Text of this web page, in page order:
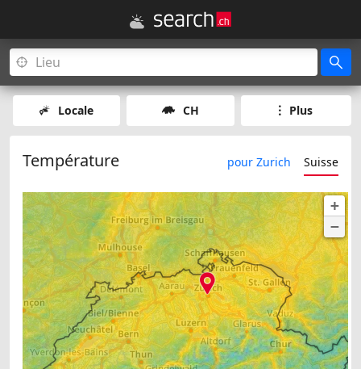
Locale CH Plus
Température pour Zurich Suisse
+
−